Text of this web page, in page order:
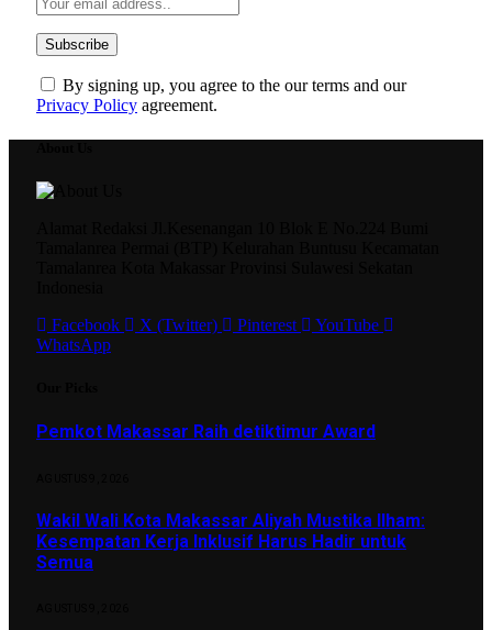
By signing up, you agree to the our terms and our
Privacy Policy agreement.
Facebook
X (Twitter) Pinterest
YouTube
WhatsApp
Pemkot Makassar Raih detiktimur Award
Wakil Wali Kota Makassar Aliyah Mustika Ilham:
Kesempatan Kerja Inklusif Harus Hadir untuk
Semua